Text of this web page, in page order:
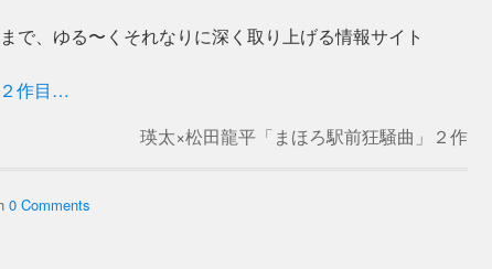
で、ゆる〜くそれなりに深く取り上げる情報サイト
作目…
瑛太×松田龍平「まほろ駅前狂騒曲」２作
0 Comments